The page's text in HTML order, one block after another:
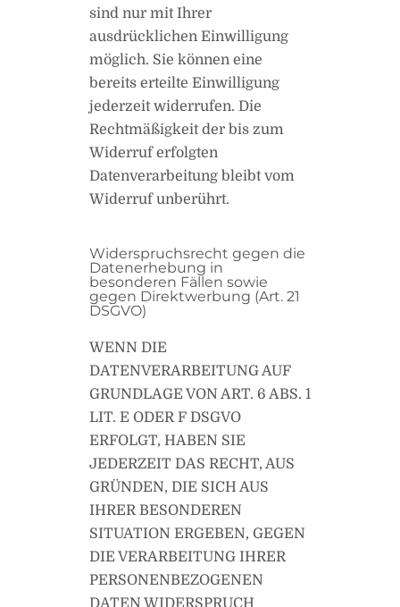
sind nur mit Ihrer
ausdrücklichen Einwilligung
möglich. Sie können eine
bereits erteilte Einwilligung
jederzeit widerrufen. Die
Rechtmäßigkeit der bis zum
Widerruf erfolgten
Datenverarbeitung bleibt vom
Widerruf unberührt.
Widerspruchsrecht gegen die
Datenerhebung in
besonderen Fällen sowie
gegen Direktwerbung (Art. 21
DSGVO)
WENN DIE
DATENVERARBEITUNG AUF
GRUNDLAGE VON ART. 6 ABS. 1
LIT. E ODER F DSGVO
ERFOLGT, HABEN SIE
JEDERZEIT DAS RECHT, AUS
GRÜNDEN, DIE SICH AUS
IHRER BESONDEREN
SITUATION ERGEBEN, GEGEN
DIE VERARBEITUNG IHRER
PERSONENBEZOGENEN
DATEN WIDERSPRUCH